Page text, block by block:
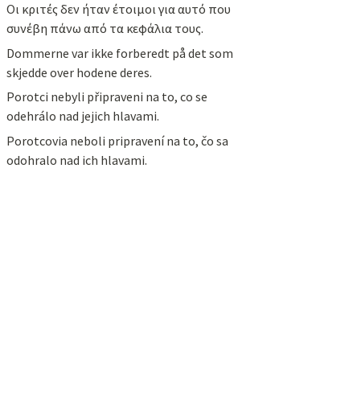
Οι κριτές δεν ήταν έτοιμοι για αυτό που
συνέβη πάνω από τα κεφάλια τους.
Dommerne var ikke forberedt på det som
skjedde over hodene deres.
Porotci nebyli připraveni na to, co se
odehrálo nad jejich hlavami.
Porotcovia neboli pripravení na to, čo sa
odohralo nad ich hlavami.